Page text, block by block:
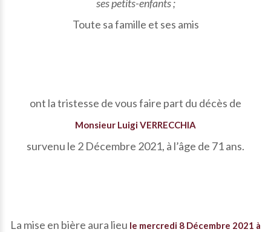
ses petits-enfants ;
Toute sa famille et ses amis
ont la tristesse de vous faire part du décès de
Monsieur Luigi VERRECCHIA
survenu le 2 Décembre 2021, à l’âge de 71 ans.
La mise en bière aura lieu le mercredi 8 Décembre 2021 à